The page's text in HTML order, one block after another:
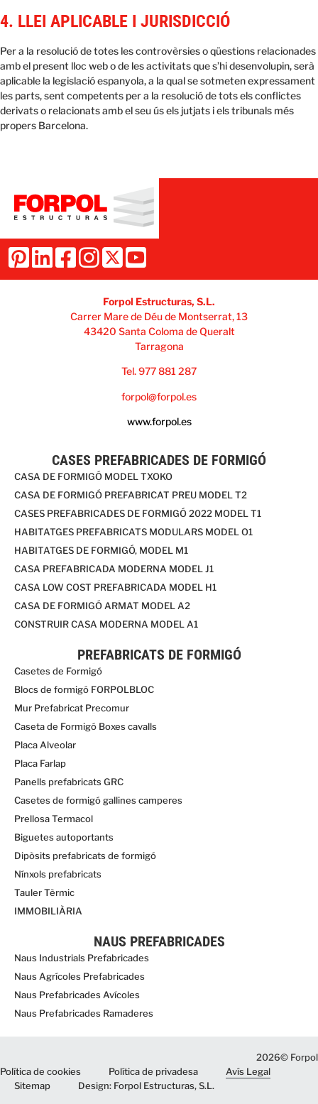
4. LLEI APLICABLE I JURISDICCIÓ
Per a la resolució de totes les controvèrsies o qüestions relacionades
amb el present lloc web o de les activitats que s’hi desenvolupin, serà
aplicable la legislació espanyola, a la qual se sotmeten expressament
les parts, sent competents per a la resolució de tots els conflictes
derivats o relacionats amb el seu ús els jutjats i els tribunals més
propers Barcelona.
Forpol Estructuras, S.L.
Carrer Mare de Déu de Montserrat, 13
43420 Santa Coloma de Queralt
Tarragona
Tel. 977 881 287
forpol@forpol.es
www.forpol.es
CASES PREFABRICADES DE FORMIGÓ
CASA DE FORMIGÓ MODEL TXOKO
CASA DE FORMIGÓ PREFABRICAT PREU MODEL T2
CASES PREFABRICADES DE FORMIGÓ 2022 MODEL T1
HABITATGES PREFABRICATS MODULARS MODEL O1
HABITATGES DE FORMIGÓ, MODEL M1
CASA PREFABRICADA MODERNA MODEL J1
CASA LOW COST PREFABRICADA MODEL H1
CASA DE FORMIGÓ ARMAT MODEL A2
CONSTRUIR CASA MODERNA MODEL A1
PREFABRICATS DE FORMIGÓ
Casetes de Formigó
Blocs de formigó FORPOLBLOC
Mur Prefabricat Precomur
Caseta de Formigó Boxes cavalls
Placa Alveolar
Placa Farlap
Panells prefabricats GRC
Casetes de formigó gallines camperes
Prellosa Termacol
Biguetes autoportants
Dipòsits prefabricats de formigó
Nínxols prefabricats
Tauler Tèrmic
IMMOBILIÀRIA
NAUS PREFABRICADES
Naus Industrials Prefabricades
Naus Agrícoles Prefabricades
Naus Prefabricades Avícoles
Naus Prefabricades Ramaderes
2026© Forpol
Política de cookies
Política de privadesa
Avís Legal
Sitemap
Design: Forpol Estructuras, S.L.